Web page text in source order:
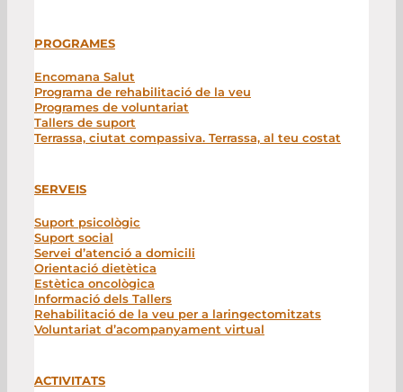
PROGRAMES
Encomana Salut
Programa de rehabilitació de la veu
Programes de voluntariat
Tallers de suport
Terrassa, ciutat compassiva. Terrassa, al teu costat
SERVEIS
Suport psicològic
Suport social
Servei d’atenció a domicili
Orientació dietètica
Estètica oncològica
Informació dels Tallers
Rehabilitació de la veu per a laringectomitzats
Voluntariat d’acompanyament virtual
ACTIVITATS